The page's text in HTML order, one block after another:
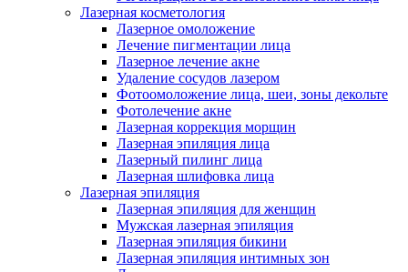
Лазерная косметология
Лазерное омоложение
Лечение пигментации лица
Лазерное лечение акне
Удаление сосудов лазером
Фотоомоложение лица, шеи, зоны декольте
Фотолечение акне
Лазерная коррекция морщин
Лазерная эпиляция лица
Лазерный пилинг лица
Лазерная шлифовка лица
Лазерная эпиляция
Лазерная эпиляция для женщин
Мужская лазерная эпиляция
Лазерная эпиляция бикини
Лазерная эпиляция интимных зон